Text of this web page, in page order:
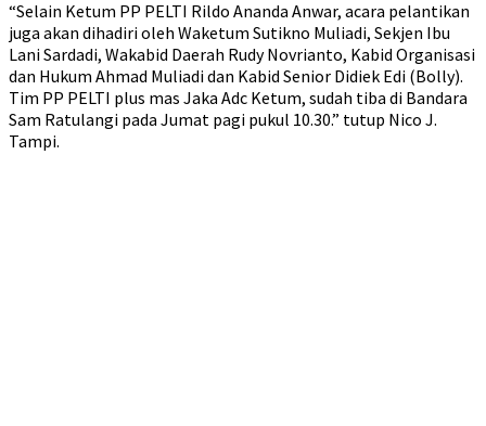
“Selain Ketum PP PELTI Rildo Ananda Anwar, acara pelantikan
juga akan dihadiri oleh Waketum Sutikno Muliadi, Sekjen Ibu
Lani Sardadi, Wakabid Daerah Rudy Novrianto, Kabid Organisasi
dan Hukum Ahmad Muliadi dan Kabid Senior Didiek Edi (Bolly).
Tim PP PELTI plus mas Jaka Adc Ketum, sudah tiba di Bandara
Sam Ratulangi pada Jumat pagi pukul 10.30.” tutup Nico J.
Tampi.